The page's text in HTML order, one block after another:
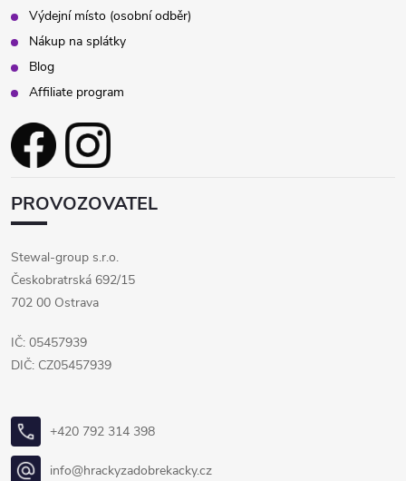
Výdejní místo (osobní odběr)
Nákup na splátky
Blog
Affiliate program
PROVOZOVATEL
Stewal-group s.r.o.
Českobratrská 692/15
702 00 Ostrava
IČ: 05457939
DIČ: CZ05457939
+420 792 314 398
info@hrackyzadobrekacky.cz